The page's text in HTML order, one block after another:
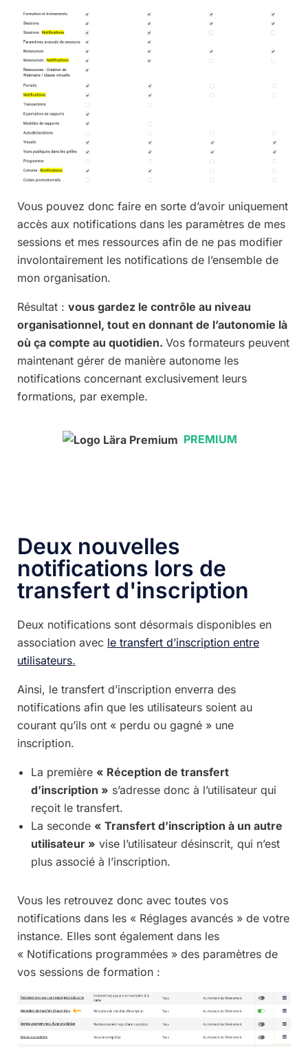
Vous pouvez donc faire en sorte d’avoir uniquement
accès aux notifications dans les paramètres de mes
sessions et mes ressources afin de ne pas modifier
involontairement les notifications de l’ensemble de
mon organisation.
Résultat : vous gardez le contrôle au niveau
organisationnel, tout en donnant de l’autonomie là
où ça compte au quotidien. Vos formateurs peuvent
maintenant gérer de manière autonome les
notifications concernant exclusivement leurs
formations, par exemple.
PREMIUM
Deux nouvelles
notifications lors de
transfert d'inscription
Deux notifications sont désormais disponibles en
association avec le transfert d’inscription entre
utilisateurs.
Ainsi, le transfert d’inscription enverra des
notifications afin que les utilisateurs soient au
courant qu’ils ont « perdu ou gagné » une
inscription.
La première « Réception de transfert
d’inscription » s’adresse donc à l’utilisateur qui
reçoit le transfert.
La seconde « Transfert d’inscription à un autre
utilisateur » vise l’utilisateur désinscrit, qui n’est
plus associé à l’inscription.
Vous les retrouvez donc avec toutes vos
notifications dans les « Réglages avancés » de votre
instance. Elles sont également dans les
« Notifications programmées » des paramètres de
vos sessions de formation :